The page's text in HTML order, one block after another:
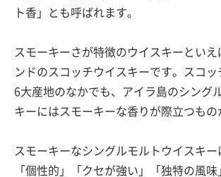
ト香」とも呼ばれます。
スモーキーさが特徴のウイスキーといえ
ンドのスコッチウイスキーです。スコ
6大産地のなかでも、アイラ島のシング
キーにはスモーキーな香りが際立つもの
スモーキーなシングルモルトウイスキ
「個性的」「クセが強い」「独特の風